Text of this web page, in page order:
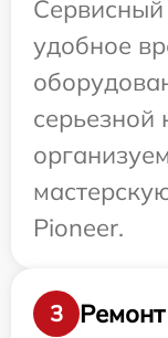
удобное
серьезной
Pioneer.
3